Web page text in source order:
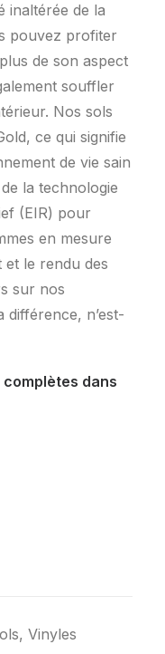
inaltérée de la
pouvez profiter
de son aspect
souffler
Nos sols
ce qui signifie
de vie sain
la technologie
(EIR) pour
en mesure
et le rendu des
sur nos
différence, n’est-
dans
, Vinyles